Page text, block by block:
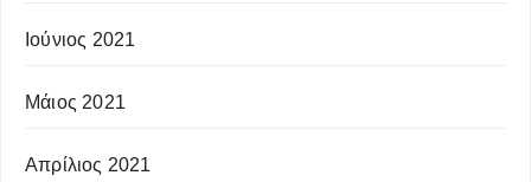
Ιούνιος 2021
Μάιος 2021
Απρίλιος 2021